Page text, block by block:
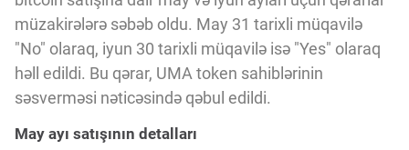
İSTIFADƏ ŞƏRTLƏRİ
MƏXFİLİK SİYASƏTİ
Haqqımızda
müzakirələrə səbəb oldu. May 31 tarixli müqavilə
"No" olaraq, iyun 30 tarixli müqavilə isə "Yes" olaraq
həll edildi. Bu qərar, UMA token sahiblərinin
səsverməsi nəticəsində qəbul edildi.
May ayı satışının detalları